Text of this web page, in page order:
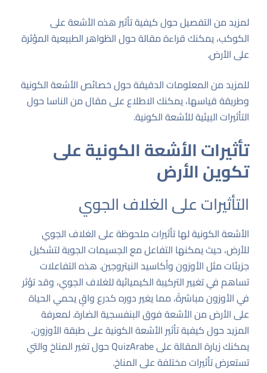
لمزيد من التفصيل حول كيفية تأثير هذه الأشعة على
الكوكب، يمكنك قراءة مقالة حولالظواهر الطبيعية المؤثرة
على الأرض.
للمزيد من المعلومات الدقيقة حول خصائص الأشعة الكونية
وطريقة قياسها، يمكنك الاطلاع على مقال منالناسا حول
التأثيرات البيئية للأشعة الكونية.
تأثيرات الأشعة الكونية على
تكوين الأرض
التأثيرات على الغلاف الجوي
الأشعة الكونية لها تأثيرات ملحوظة على الغلاف الجوي
للأرض، حيث يمكنها التفاعل مع الجسيمات الجوية لتشكيل
جزيئات مثل الأوزون وأكاسيد النيتروجين. هذه التفاعلات
تساهم في تغيير التركيبة الكيميائية للغلاف الجوي، وقد تؤثر
في الأوزون مباشرةً، مما يغير دوره كدرع واقٍ يحمي الحياة
على الأرض من الأشعة فوق البنفسجية الضارة. لمعرفة
المزيد حول كيفية تأثير الأشعة الكونية على طبقة الأوزون،
يمكنك زيارة المقالة علىQuizArabe حول تغير المناخ
والتي
تستعرض تأثيرات مختلفة على المناخ.